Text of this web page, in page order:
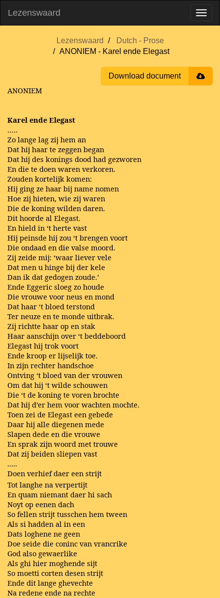
Lezenswaard
Lezenswaard
Dutch - Prose
ANONIEM - Karel ende Elegast
Download document
ANONIEM
Karel ende Elegast
…..
Zo lange lag zij hem an
Dat hij haar te zeggen began
Dat hij des konings dood had gezworen
En die te doen waren verkoren.
Zouden kortelijk komen:
Hij ging ze haar bij name nomen
Hoe zij hieten, wie zij waren
Die de koning wilden daren.
Dit hoorde al Elegast.
En hield in ‘t herte vast
Hij peinsde hij zou ‘t brengen voort
Die ondaad en die valse moord.
Zij zeide mij: ‘waar liever vele
Dat men u hinge bij der kele
Dan ik dat gedogen zoude.’
Ende Eggeric sloeg zo houde
Die vrouwe voor neus en mond
Dat haar ‘t bloed terstond
Ter neuze en te monde uitbrak.
Zij richtte haar op en stak
Haar aanschijn over ‘t beddeboord
Elegast hij trok voort
Ende kroop er lijselijk toe.
In zijn rechter handschoe
Ontving ‘t bloed van der vrouwen
Om dat hij ‘t wilde schouwen
Die ‘t de koning te voren brochte
Dat hij d’er hem voor wachten mochte.
Toen zei de Elegast een gebede
Daar hij alle diegenen mede
Slapen dede en die vrouwe
En sprak zijn woord met trouwe
Dat zij beiden sliepen vast
.....
Doen verhief daer een strijt
Tot langhe na verpertijt
En quam niemant daer hi sach
Noyt op eenen dach
So fellen strijt tusschen hem tween
Als si hadden al in een
Dats loghene ne geen
Doe seide die coninc van vrancrike
God also gewaerlike
Als ghi hier moghende sijt
So moetti corten desen strijt
Ende dit lange ghevechte
Na redene ende na rechte